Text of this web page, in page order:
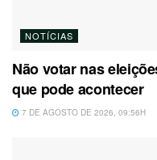
NOTÍCIAS
Não votar nas
que pode acontecer
7 DE AGOSTO DE 2026, 09:56H